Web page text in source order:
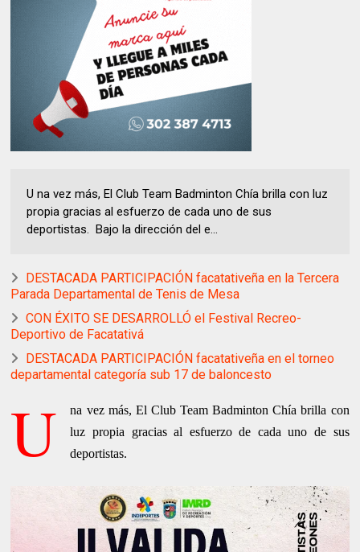
U na vez más, El Club Team Badminton Chía brilla con luz
propia gracias al esfuerzo de cada uno de sus
deportistas. Bajo la dirección del e...
DESTACADA PARTICIPACIÓN facatativeña en la Tercera
Parada Departamental de Tenis de Mesa
CON ÉXITO SE DESARROLLÓ el Festival Recreo-
Deportivo de Facatativá
DESTACADA PARTICIPACIÓN facatativeña en el torneo
departamental categoría sub 17 de baloncesto
U
na vez más, El Club Team Badminton Chía brilla con
luz propia gracias al esfuerzo de cada uno de sus
deportistas.